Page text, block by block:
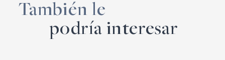
También le
podría interesar